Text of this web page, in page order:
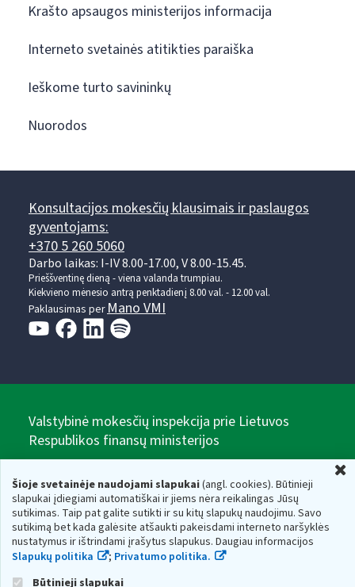
Šioje svetainėje naudojami slapukai(angl. cookies). Būtinieji
slapukai įdiegiami automatiškai ir jiems nėra reikalingas Jūsų
sutikimas. Taip pat galite sutikti ir su kitų slapukų naudojimu. Savo
sutikimą bet kada galėsite atšaukti pakeisdami interneto naršyklės
nustatymus ir ištrindami įrašytus slapukus. Daugiau informacijos
Slapukų politika
; Privatumo politika.
Būtinieji slapukai
Krašto apsaugos ministerijos informacija
Interneto svetainės atitikties paraiška
Ieškome turto savininkų
Nuorodos
Konsultacijos mokesčių klausimais ir paslaugos
gyventojams:
+370 5 260 5060
Darbo laikas: I-IV 8.00-17.00, V 8.00-15.45.
Prieššventinę dieną - viena valanda trumpiau.
Kiekvieno mėnesio antrą penktadienį 8.00 val. - 12.00 val.
Paklausimas per Mano VMI
Valstybinė mokesčių inspekcija prie Lietuvos
Respublikos finansų ministerijos
adresas: Vasario 16-osios g. 14, 01107 Vilnius, Lietuva, el.paštas:
vmi@vmi.lt, E. pristatymo dėžutės adresas 188659752
Duomenys apie Valstybinę mokesčių inspekciją prie Lietuvos
Respublikos finansų ministerijos kaupiami ir saugomi Juridinių
asmenų registre